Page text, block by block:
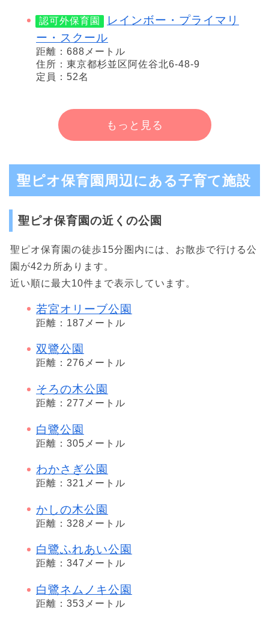
認可外保育園
レインボー・プライマリ
ー・スクール
距離：688メートル
住所：東京都杉並区阿佐谷北6-48-9
定員：52名
もっと見る
聖ピオ保育園周辺にある子育て施設
聖ピオ保育園の近くの公園
聖ピオ保育園の徒歩15分圏内には、お散歩で行ける公
園が42カ所あります。
近い順に最大10件まで表示しています。
若宮オリーブ公園
距離：187メートル
双鷺公園
距離：276メートル
そろの木公園
距離：277メートル
白鷺公園
距離：305メートル
わかさぎ公園
距離：321メートル
かしの木公園
距離：328メートル
白鷺ふれあい公園
距離：347メートル
白鷺ネムノキ公園
距離：353メートル